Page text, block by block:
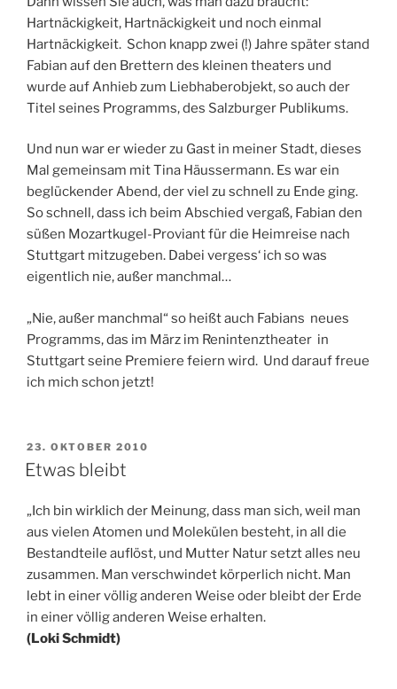
Hartnäckigkeit, Hartnäckigkeit und noch einmal
Hartnäckigkeit. Schon knapp zwei (!) Jahre später stand
Fabian auf den Brettern des kleinen theaters und
wurde auf Anhieb zum Liebhaberobjekt, so auch der
Titel seines Programms, des Salzburger Publikums.
Und nun war er wieder zu Gast in meiner Stadt, dieses
Mal gemeinsam mit Tina Häussermann. Es war ein
beglückender Abend, der viel zu schnell zu Ende ging.
So schnell, dass ich beim Abschied vergaß, Fabian den
süßen Mozartkugel-Proviant für die Heimreise nach
Stuttgart mitzugeben. Dabei vergess‘ ich so was
eigentlich nie, außer manchmal…
„Nie, außer manchmal“ so heißt auch Fabians neues
Programms, das im März im Renintenztheater in
Stuttgart seine Premiere feiern wird. Und darauf freue
ich mich schon jetzt!
VERÖFFENTLICHT
AM
23. OKTOBER 2010
Etwas bleibt
„Ich bin wirklich der Meinung, dass man sich, weil man
aus vielen Atomen und Molekülen besteht, in all die
Bestandteile auflöst, und Mutter Natur setzt alles neu
zusammen. Man verschwindet körperlich nicht. Man
lebt in einer völlig anderen Weise oder bleibt der Erde
in einer völlig anderen Weise erhalten.
(Loki Schmidt)